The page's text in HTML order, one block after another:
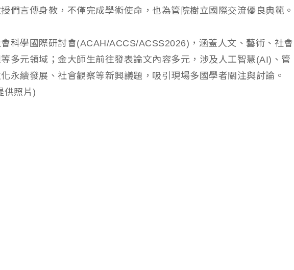
們言傳身教，不僅完成學術使命，也為管院樹立國際交流優良典範。
科學國際研討會(ACAH/ACCS/ACSS2026)，涵蓋人文、藝術、社會
多元領域；金大師生前往發表論文內容多元，涉及人工智慧(AI)、管
永續發展、社會觀察等新興議題，吸引現場多國學者關注與討論。
供照片)